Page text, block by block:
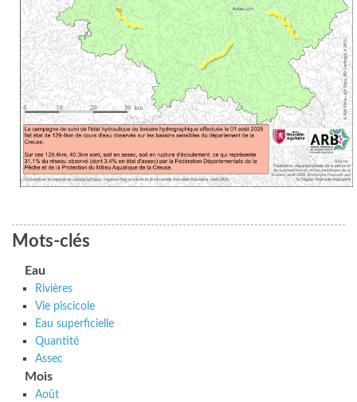
Mots-clés
Eau
Rivières
Vie piscicole
Eau superficielle
Quantité
Assec
Mois
Août